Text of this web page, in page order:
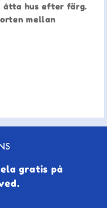
åtta hus efter färg.
mellan
gratis på